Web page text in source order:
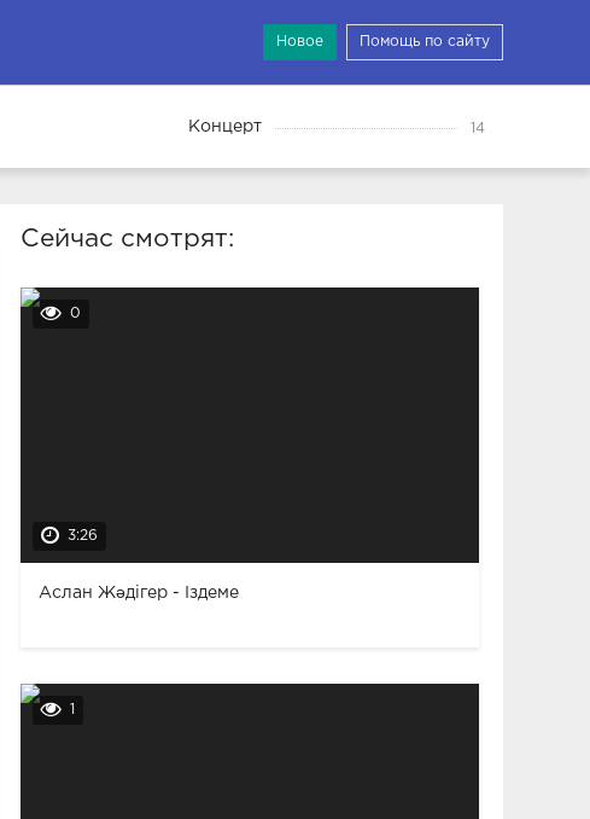
Новое Помощь по сайту
Концерт 14
Сейчас смотрят:
0
3:26
Аслан Жәдігер - Іздеме
1